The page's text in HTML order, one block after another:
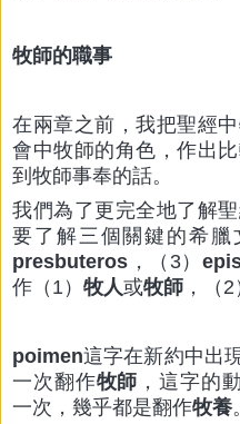
牧師的職事
在兩章之前，我把聖經
會中牧師的角色，作出
到牧師事奉的話。
我們為了更完全地了解
要了解三個關鍵的希臘
presbuteros ，（3）
作（1） 牧人或牧師 ，（2
poimen這字在新約中出
一次翻作牧師 ，這字的
一次，幾乎都是翻作牧養。